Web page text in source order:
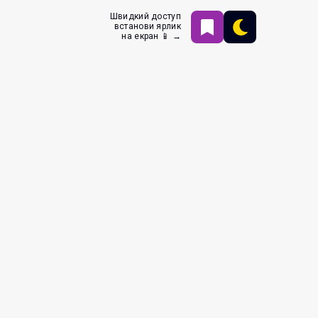
Швидкий доступ
встанови ярлик
на екран 📱 →